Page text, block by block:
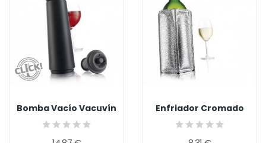
Bomba Vacío Vacuvín Enfriador Cromado